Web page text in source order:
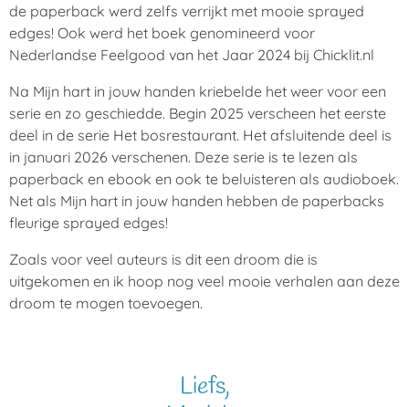
de paperback werd zelfs verrijkt met mooie sprayed
edges! Ook werd het boek genomineerd voor
Nederlandse Feelgood van het Jaar 2024 bij Chicklit.nl
Na Mijn hart in jouw handen kriebelde het weer voor een
serie en zo geschiedde. Begin 2025 verscheen het eerste
deel in de serie Het bosrestaurant. Het afsluitende deel is
in januari 2026 verschenen. Deze serie is te lezen als
paperback en ebook en ook te beluisteren als audioboek.
Net als Mijn hart in jouw handen hebben de paperbacks
fleurige sprayed edges!
Zoals voor veel auteurs is dit een droom die is
uitgekomen en ik hoop nog veel mooie verhalen aan deze
droom te mogen toevoegen.
Liefs,